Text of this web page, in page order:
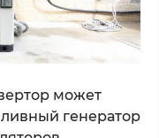
может
генератор